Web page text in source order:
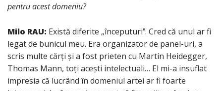
pentru acest domeniu?
Milo RAU: Există diferite „începuturiˮ. Cred că unul ar fi
legat de bunicul meu. Era organizator de panel-uri, a
scris multe cărți și a fost prieten cu Martin Heidegger,
Thomas Mann, toți acești intelectuali… El mi-a insuflat
impresia că lucrând în domeniul artei ar fi foarte